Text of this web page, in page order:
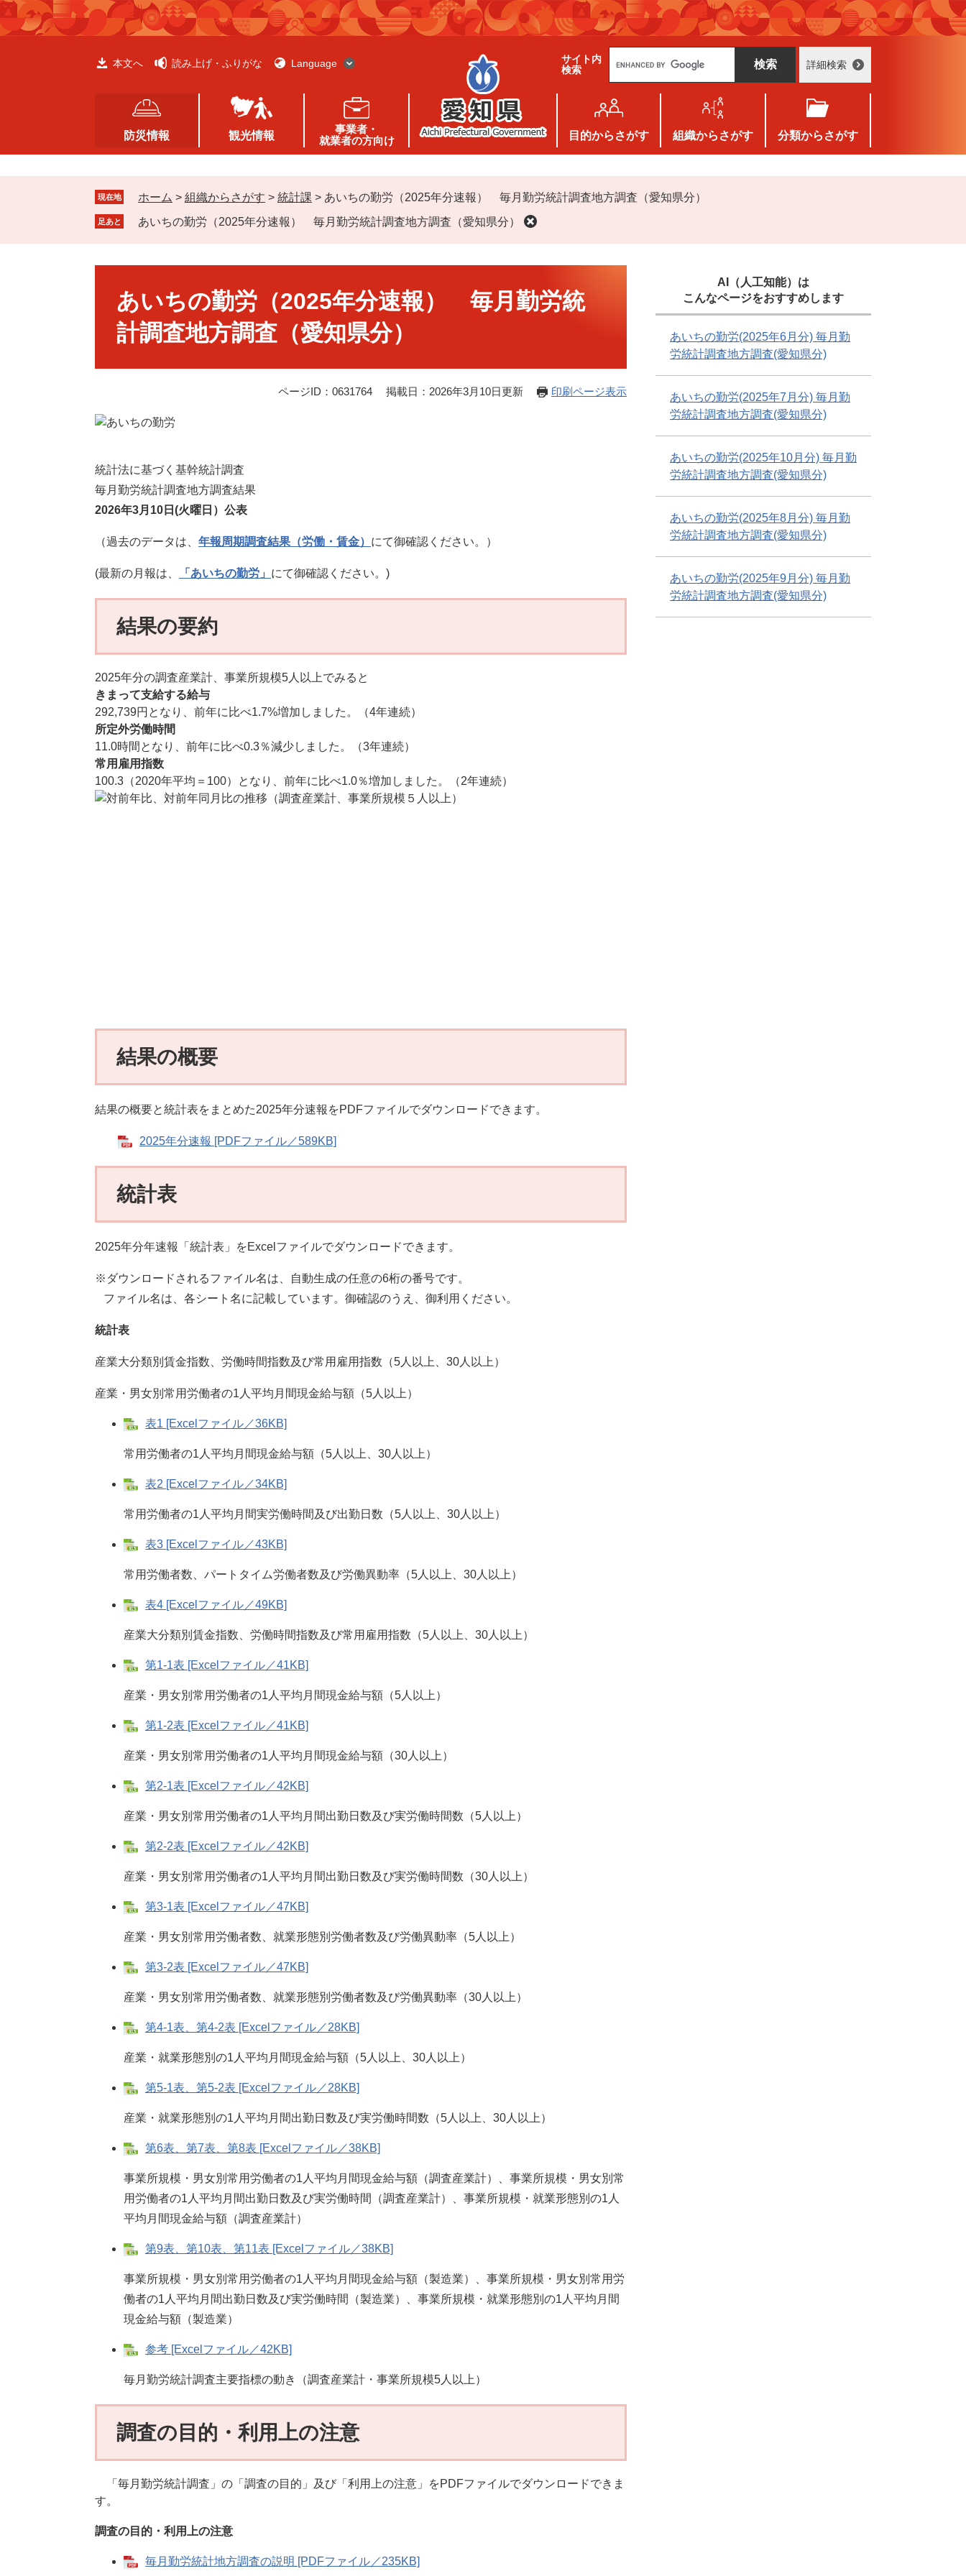
ペ
ー
メ
ニ
本文へ 読み上げ・ふりがな Language
サイト内
検索
g
e
カ
タ
ム
検
詳細検索
防災情報 観光情報
事業者・
就業者の方向け
目的からさがす 組織からさがす 分類からさがす
現在地 ホーム > 組織からさがす > 統計課 > あいちの勤労（2025年分速報） 毎月勤労統計調査地方調査（愛知県分）
足あと あいちの勤労（2025年分速報） 毎月勤労統計調査地方調査（愛知県分）
あいちの勤労（2025年分速報） 毎月勤労統
計調査地方調査（愛知県分）
ページID：0631764 掲載日：2026年3月10日更新 印刷ページ表示
統計法に基づく基幹統計調査
毎月勤労統計調査地方調査結果
2026年3月10 日(火曜日）公表
（過去のデータは、 年報周期調査結果（労働・賃金） にて御確認ください。）
(最新の月報は、 「あいちの勤労」 にて御確認ください。)
結果の要約
2025年分の調査産業計、事業所規模5人以上でみると
きまって支給する給与
292,739円となり、前年に比べ1.7%増加しました。（4年連続）
所定外労働時間
11.0時間となり、前年に比べ0.3％減少しました。（3年連続）
常用雇用指数
100.3（2020年平均＝100）となり、前年に比べ1.0％増加しました。（2年連続）
結果の概要
結果の概要と統計表をまとめた2025年分速報をPDFファイルでダウンロードできます。
2025年分速報 [PDFファイル／589KB]
統計表
2025年分年速報「統計表」をExcelファイルでダウンロードできます。
※ダウンロードされるファイル名は、自動生成の任意の6桁の番号です。
ファイル名は、各シート名に記載しています。御確認のうえ、御利用ください。
統計表
産業大分類別賃金指数、労働時間指数及び常用雇用指数（5人以上、30人以上）
産業・男女別常用労働者の1人平均月間現金給与額（5人以上）
表1 [Excelファイル／36KB]
常用労働者の1人平均月間現金給与額（5人以上、30人以上）
表2 [Excelファイル／34KB]
常用労働者の1人平均月間実労働時間及び出勤日数（5人以上、30人以上）
表3 [Excelファイル／43KB]
常用労働者数、パートタイム労働者数及び労働異動率（5人以上、30人以上）
表4 [Excelファイル／49KB]
産業大分類別賃金指数、労働時間指数及び常用雇用指数（5人以上、30人以上）
第1-1表 [Excelファイル／41KB]
産業・男女別常用労働者の1人平均月間現金給与額（5人以上）
第1-2表 [Excelファイル／41KB]
産業・男女別常用労働者の1人平均月間現金給与額（30人以上）
第2-1表 [Excelファイル／42KB]
産業・男女別常用労働者の1人平均月間出勤日数及び実労働時間数（5人以上）
第2-2表 [Excelファイル／42KB]
産業・男女別常用労働者の1人平均月間出勤日数及び実労働時間数（30人以上）
第3-1表 [Excelファイル／47KB]
産業・男女別常用労働者数、就業形態別労働者数及び労働異動率（5人以上）
第3-2表 [Excelファイル／47KB]
産業・男女別常用労働者数、就業形態別労働者数及び労働異動率（30人以上）
第4-1表、第4-2表 [Excelファイル／28KB]
産業・就業形態別の1人平均月間現金給与額（5人以上、30人以上）
第5-1表、第5-2表 [Excelファイル／28KB]
産業・就業形態別の1人平均月間出勤日数及び実労働時間数（5人以上、30人以上）
第6表、第7表、第8表 [Excelファイル／38KB]
事業所規模・男女別常用労働者の1人平均月間現金給与額（調査産業計）、事業所規模・男女別常
用労働者の1人平均月間出勤日数及び実労働時間（調査産業計）、事業所規模・就業形態別の1人
平均月間現金給与額（調査産業計）
第9表、第10表、第11表 [Excelファイル／38KB]
事業所規模・男女別常用労働者の1人平均月間現金給与額（製造業）、事業所規模・男女別常用労
働者の1人平均月間出勤日数及び実労働時間（製造業）、事業所規模・就業形態別の1人平均月間
現金給与額（製造業）
参考 [Excelファイル／42KB]
毎月勤労統計調査主要指標の動き（調査産業計・事業所規模5人以上）
調査の目的・利用上の注意
「毎月勤労統計調査」の「調査の目的」及び「利用上の注意」をPDFファイルでダウンロードできま
す。
調査の目的・利用上の注意
毎月勤労統計地方調査の説明 [PDFファイル／235KB]
AI（人工知能）は
こんなページをおすすめします
あいちの勤労(2025年6月分) 毎月勤
労統計調査地方調査(愛知県分)
あいちの勤労(2025年7月分) 毎月勤
労統計調査地方調査(愛知県分)
あいちの勤労(2025年10月分) 毎月勤
労統計調査地方調査(愛知県分)
あいちの勤労(2025年8月分) 毎月勤
労統計調査地方調査(愛知県分)
あいちの勤労(2025年9月分) 毎月勤
労統計調査地方調査(愛知県分)